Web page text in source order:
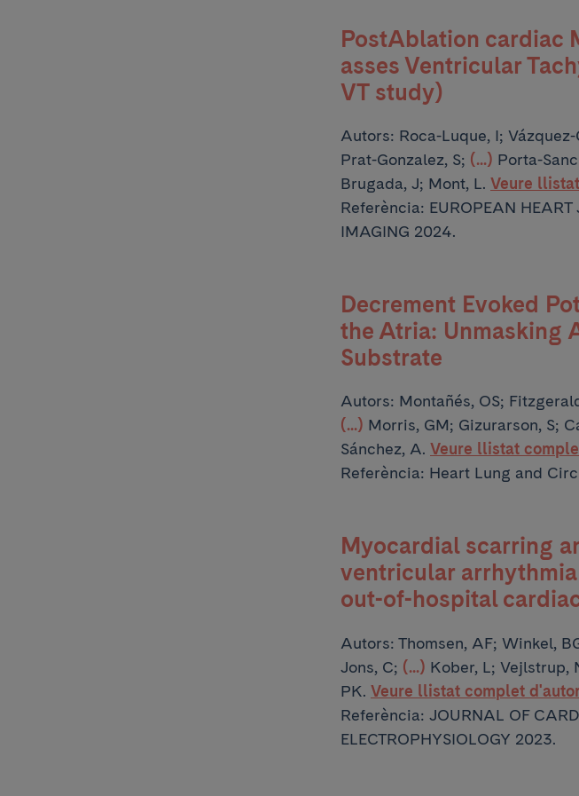
PostAblation cardiac
asses Ventricular
VT study)
Autors: Roca-Luque, I;
Prat-Gonzalez, S; (...) Porta-
Brugada, J; Mont, L. Veure
Referència: EUROPEAN
IMAGING 2024.
Decrement Evoked
the Atria: Unmasking
Substrate
Autors: Montañés, OS;
(...) Morris, GM; Gizurarson, S;
Sánchez, A. Veure llistat
Referència: Heart Lung and
Myocardial scarring
ventricular
out-of-hospital
Autors: Thomsen, AF; Winkel,
Jons, C; (...) Kober, L; Vejlstrup,
PK. Veure llistat complet
Referència: JOURNAL OF
ELECTROPHYSIOLOGY 2023.